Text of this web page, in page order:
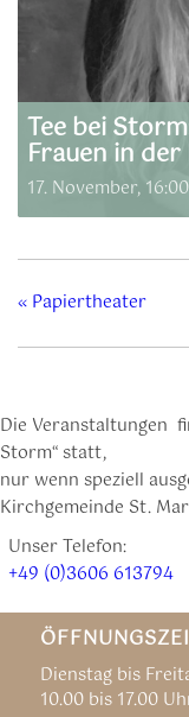
Tee bei
Frauen in
17. November,
« Papiertheater
Die Veranstaltungen
Storm“ statt,
nur wenn speziell
Kirchgemeinde St.
Unser Telefon:
+49 (0)3606 613794
Dienstag bis
10.00 bis 17.00